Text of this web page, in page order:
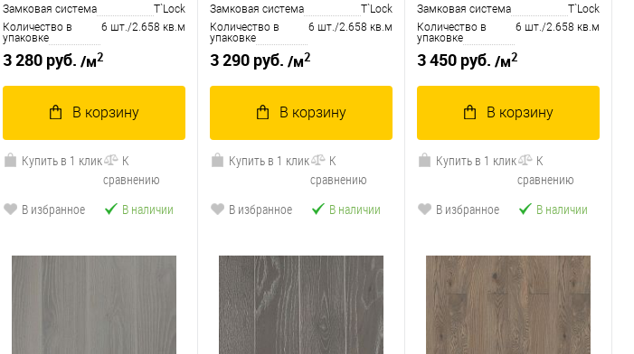
Замковая система
T`Lock
Количество в
упаковке
6 шт./2.658 кв.м
3 280 руб. /м2
В корзину
Купить в 1 клик
К
сравнению
В избранное
В наличии
Замковая система
T`Lock
Количество в
упаковке
6 шт./2.658 кв.м
3 290 руб. /м2
В корзину
Купить в 1 клик
К
сравнению
В избранное
В наличии
Замковая система
T`Lock
Количество в
упаковке
6 шт./2.658 кв.м
3 450 руб. /м2
В корзину
Купить в 1 клик
К
сравнению
В избранное
В наличии